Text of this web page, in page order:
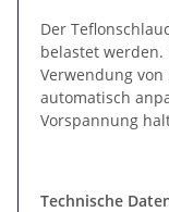
Der
belastet
Verwendung
automatisch
Vorspannung
Technische